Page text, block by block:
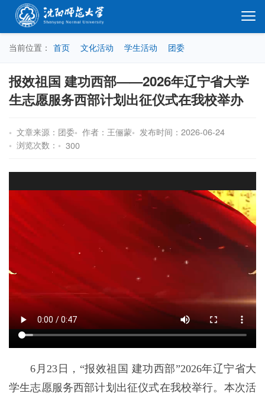
当前位置： 首页 文化活动 学生活动 团委
报效祖国 建功西部——2026年辽宁省大学
生志愿服务西部计划出征仪式在我校举办
文章来源：团委 作者：王俪蒙
发布时间：2026-06-24
浏览次数：
300
6月23日，“报效祖国 建功西部”2026年辽宁省大
学生志愿服务西部计划出征仪式在我校举行。本次活